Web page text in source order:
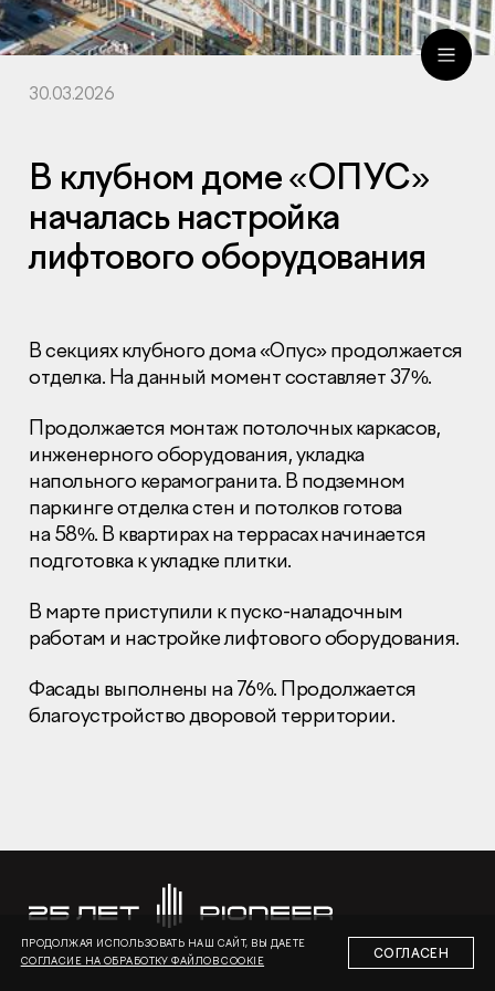
Раскрытие информации
Сообщить о коррупции
+7 (495) 641-35-35
Заказать звонок
© 2001-2026 Компания «Пионер»
30.03.2026
В клубном доме «ОПУС»
началась настройка
лифтового оборудования
В секциях клубного дома «Опус» продолжается
отделка. На данный момент составляет 37%.
Продолжается монтаж потолочных каркасов,
инженерного оборудования, укладка
напольного керамогранита. В подземном
паркинге отделка стен и потолков готова
на 58%. В квартирах на террасах начинается
подготовка к укладке плитки.
В марте приступили к пуско-наладочным
работам и настройке лифтового оборудования.
Фасады выполнены на 76%. Продолжается
благоустройство дворовой территории.
ПРОДОЛЖАЯ ИСПОЛЬЗОВАТЬ НАШ САЙТ, ВЫ ДАЕТЕ
СОГЛАСИЕ НА ОБРАБОТКУ ФАЙЛОВ COOKIE
СОГЛАСЕН